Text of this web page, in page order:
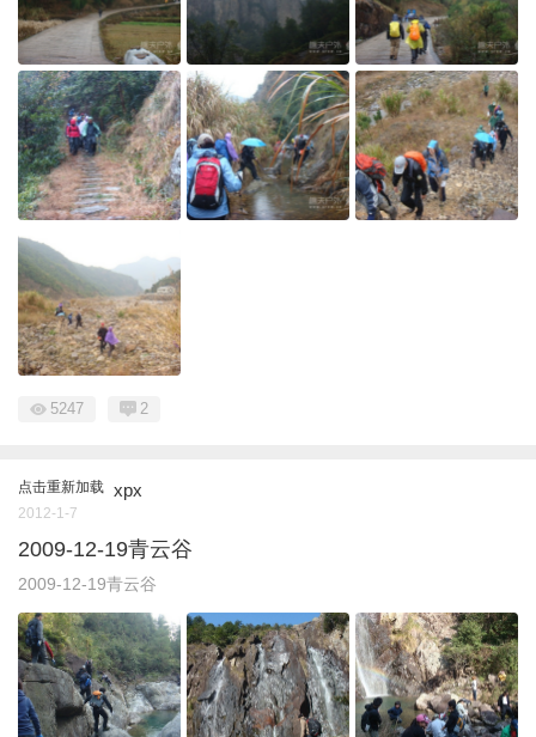
5247 2
点击重新加载 xpx
2012-1-7
2009-12-19青云谷
2009-12-19青云谷